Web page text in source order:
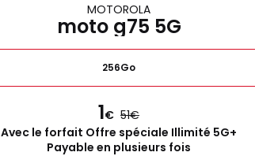
MOTOROLA
moto g75 5G
256Go
1€ 51
Avec le forfait Offre spéciale Illimité 5G+
Payable en plusieurs fois